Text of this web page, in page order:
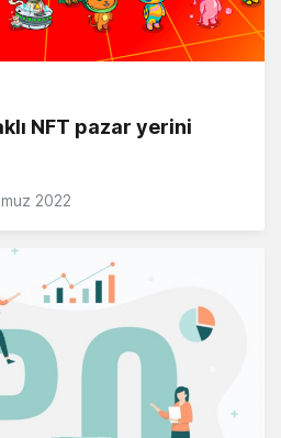
NFT pazar yerini
2022